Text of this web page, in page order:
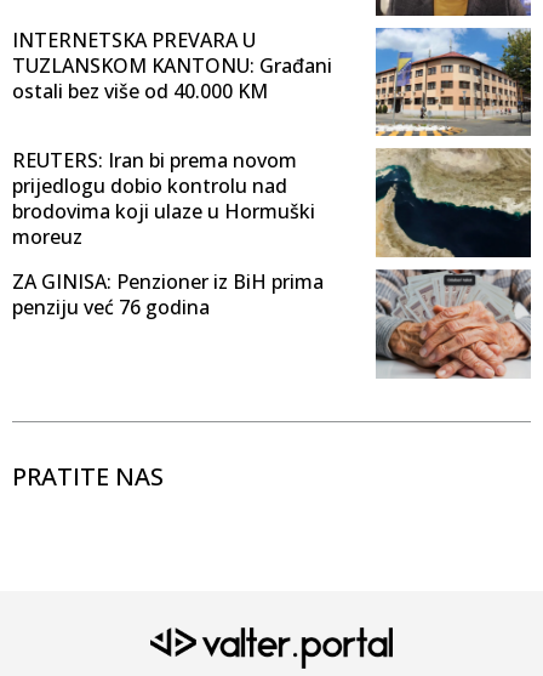
INTERNETSKA PREVARA U
TUZLANSKOM KANTONU: Građani
ostali bez više od 40.000 KM
REUTERS: Iran bi prema novom
prijedlogu dobio kontrolu nad
brodovima koji ulaze u Hormuški
moreuz
ZA GINISA: Penzioner iz BiH prima
penziju već 76 godina
PRATITE NAS